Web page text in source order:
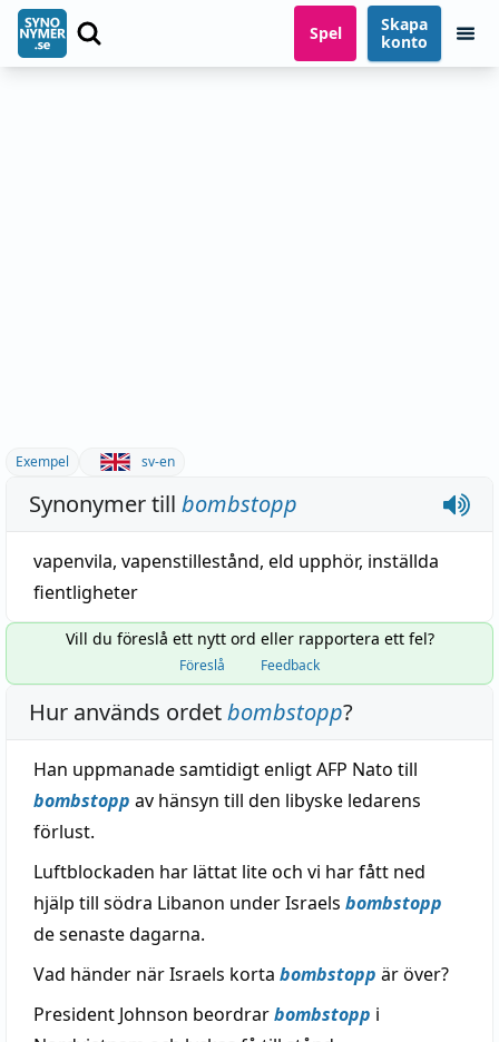
Spel
Skapa
konto
Exempel sv-en
Synonymer till bombstopp
vapenvila, vapenstillestånd, eld upphör, inställda
fientligheter
Vill du föreslå ett nytt ord eller rapportera ett fel?
Föreslå Feedback
Hur används ordetbombstopp?
Han uppmanade samtidigt enligt AFP Nato till
bombstopp av hänsyn till den libyske ledarens
förlust.
Luftblockaden har lättat lite och vi har fått ned
hjälp till södra Libanon under Israels bombstopp
de senaste dagarna.
Vad händer när Israels korta bombstopp är över?
President Johnson beordrarbombstopp i